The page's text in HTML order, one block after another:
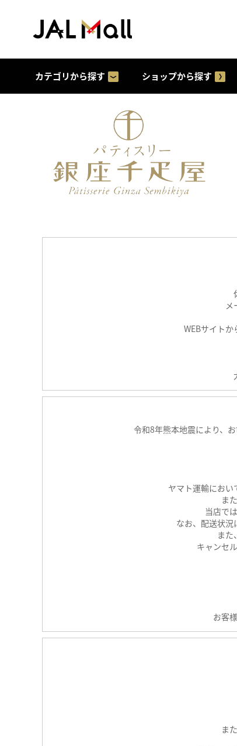
カテゴリから探す ショップから探す
メ
WEBサイト
令和8年熊本地震により、
ヤマト運輸におい
ま
当店で
なお、配送状況
また
キャンセ
お客
ま